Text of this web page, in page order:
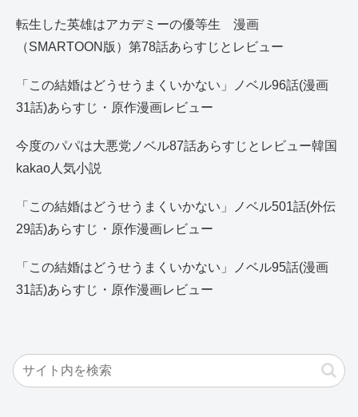
転生した英雄はアカデミーの優等生 漫画
（SMARTOON版）第78話あらすじとレビュー
「この結婚はどうせうまくいかない」ノベル96話(漫画
31話)あらすじ・原作漫画レビュー
今度のパパは大悪党ノベル87話あらすじとレビュー韓国
kakao人気小説
「この結婚はどうせうまくいかない」ノベル501話(外伝
29話)あらすじ・原作漫画レビュー
「この結婚はどうせうまくいかない」ノベル95話(漫画
31話)あらすじ・原作漫画レビュー